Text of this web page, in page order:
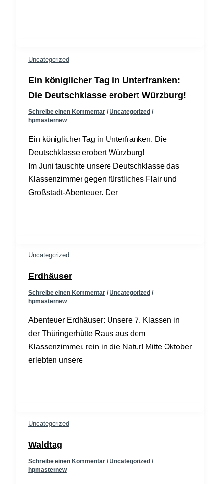
Uncategorized
Ein königlicher Tag in Unterfranken:
Die Deutschklasse erobert Würzburg!
Schreibe einen Kommentar /Uncategorized /
hpmasternew
Ein königlicher Tag in Unterfranken: Die
Deutschklasse erobert Würzburg!
Im Juni tauschte unsere Deutschklasse das
Klassenzimmer gegen fürstliches Flair und
Großstadt-Abenteuer. Der
Uncategorized
Erdhäuser
Schreibe einen Kommentar /Uncategorized /
hpmasternew
Abenteuer Erdhäuser: Unsere 7. Klassen in
der Thüringerhütte Raus aus dem
Klassenzimmer, rein in die Natur! Mitte Oktober
erlebten unsere
Uncategorized
Waldtag
Schreibe einen Kommentar /Uncategorized /
hpmasternew